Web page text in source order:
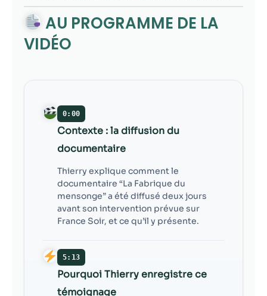
AU PROGRAMME DE LA
VIDÉO
0:00
Contexte : la diffusion du
documentaire
Thierry explique comment le
documentaire “La Fabrique du
mensonge” a été diffusé deux jours
avant son intervention prévue sur
France Soir, et ce qu’il y présente.
5:13
Pourquoi Thierry enregistre ce
témoignage